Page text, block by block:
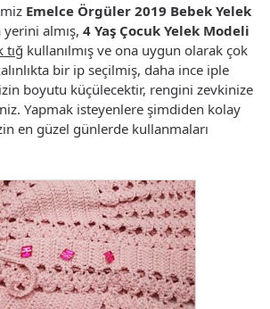
Emelce Örgüler 2019 Bebek Yelek
yerini almış, 4 Yaş Çocuk Yelek Modeli
tığ kullanılmış ve ona uygun olarak çok
bir ip seçilmiş, daha ince iple
boyutu küçülecektir, rengini zevkinize
Yapmak isteyenlere şimdiden kolay
en güzel günlerde kullanmaları